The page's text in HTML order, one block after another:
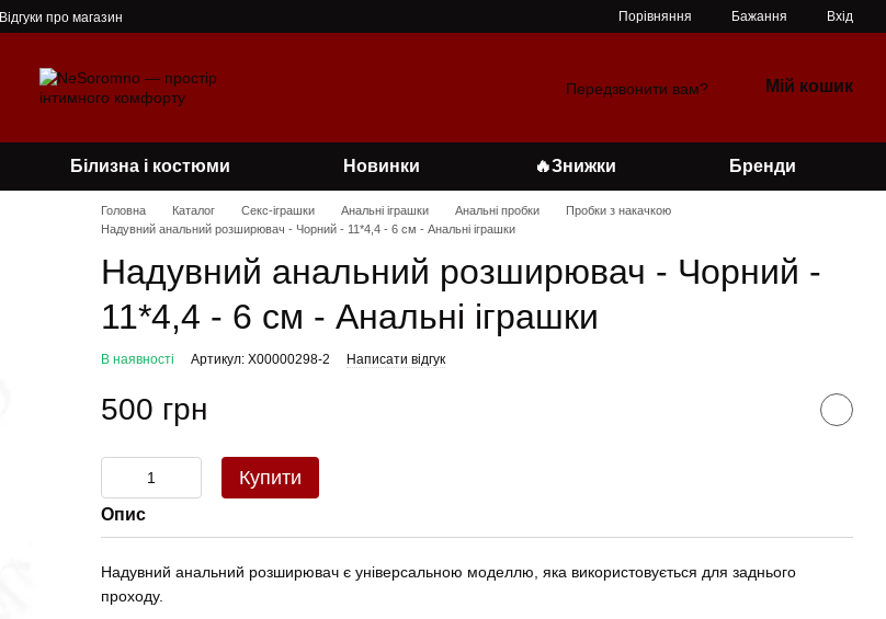
Відгуки про магазин Порівняння Бажання Вхід
Передзвонити вам? Мій кошик
Білизна і костюми Новинки 🔥Знижки Бренди
Головна Каталог Секс-іграшки Анальні іграшки Анальні пробки
Пробки з накачкою
Надувний анальний розширювач - Чорний - 11*4,4 - 6 см - Анальні іграшки
Надувний анальний розширювач - Чорний -
11*4,4 - 6 см - Анальні іграшки
В наявності Артикул: X00000298-2 Написати відгук
500 грн
Купити
Опис
Надувний анальний розширювач є універсальною моделлю, яка використовується для заднього
проходу.